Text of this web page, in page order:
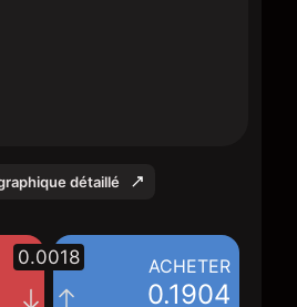
détaillé
ACHETER
0.1904
0.0018